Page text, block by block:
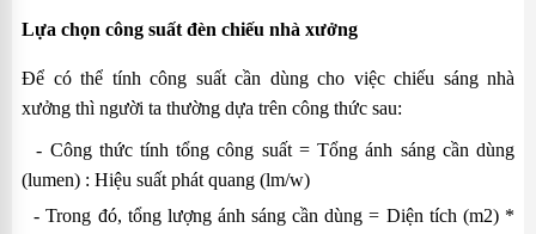
Lựa chọn công suất đèn chiếu nhà xưởng
Để có thể tính công suất cần dùng cho việc chiếu sáng nhà
xưởng thì người ta thường dựa trên công thức sau:
- Công thức tính tổng công suất = Tổng ánh sáng cần dùng
(lumen) : Hiệu suất phát quang (lm/w)
- Trong đó, tổng lượng ánh sáng cần dùng = Diện tích (m2) *